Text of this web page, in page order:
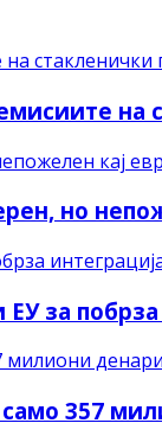
на
но
за
357